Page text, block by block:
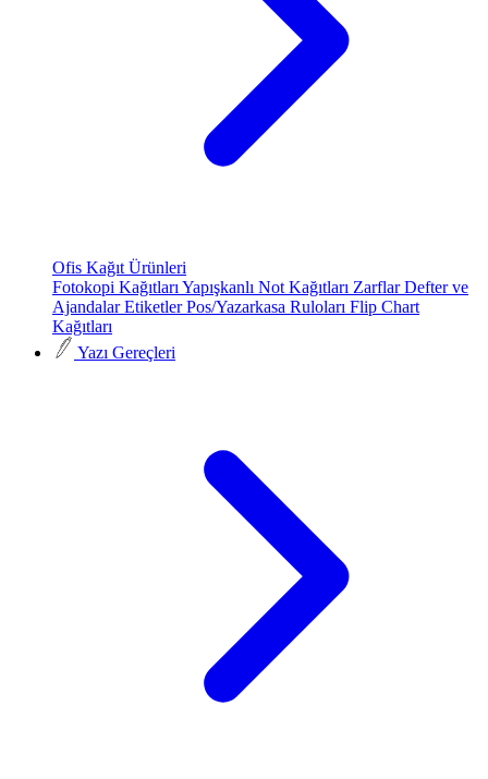
Ofis Kağıt Ürünleri
Fotokopi Kağıtları Yapışkanlı Not Kağıtları ZarflarDefter ve
AjandalarEtiketlerPos/Yazarkasa Ruloları Flip Chart
Kağıtları
Yazı Gereçleri